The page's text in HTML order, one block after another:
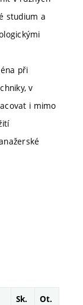
studium a
při
v
i mimo
Sk. Ot.